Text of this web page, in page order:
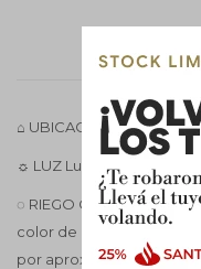
⌂ UBICACIÓN Interior,
☼ LUZ Luz indirecta
◌ RIEGO Cada 7 a 10
color de raíces, cuando
por aprox 5 o 10